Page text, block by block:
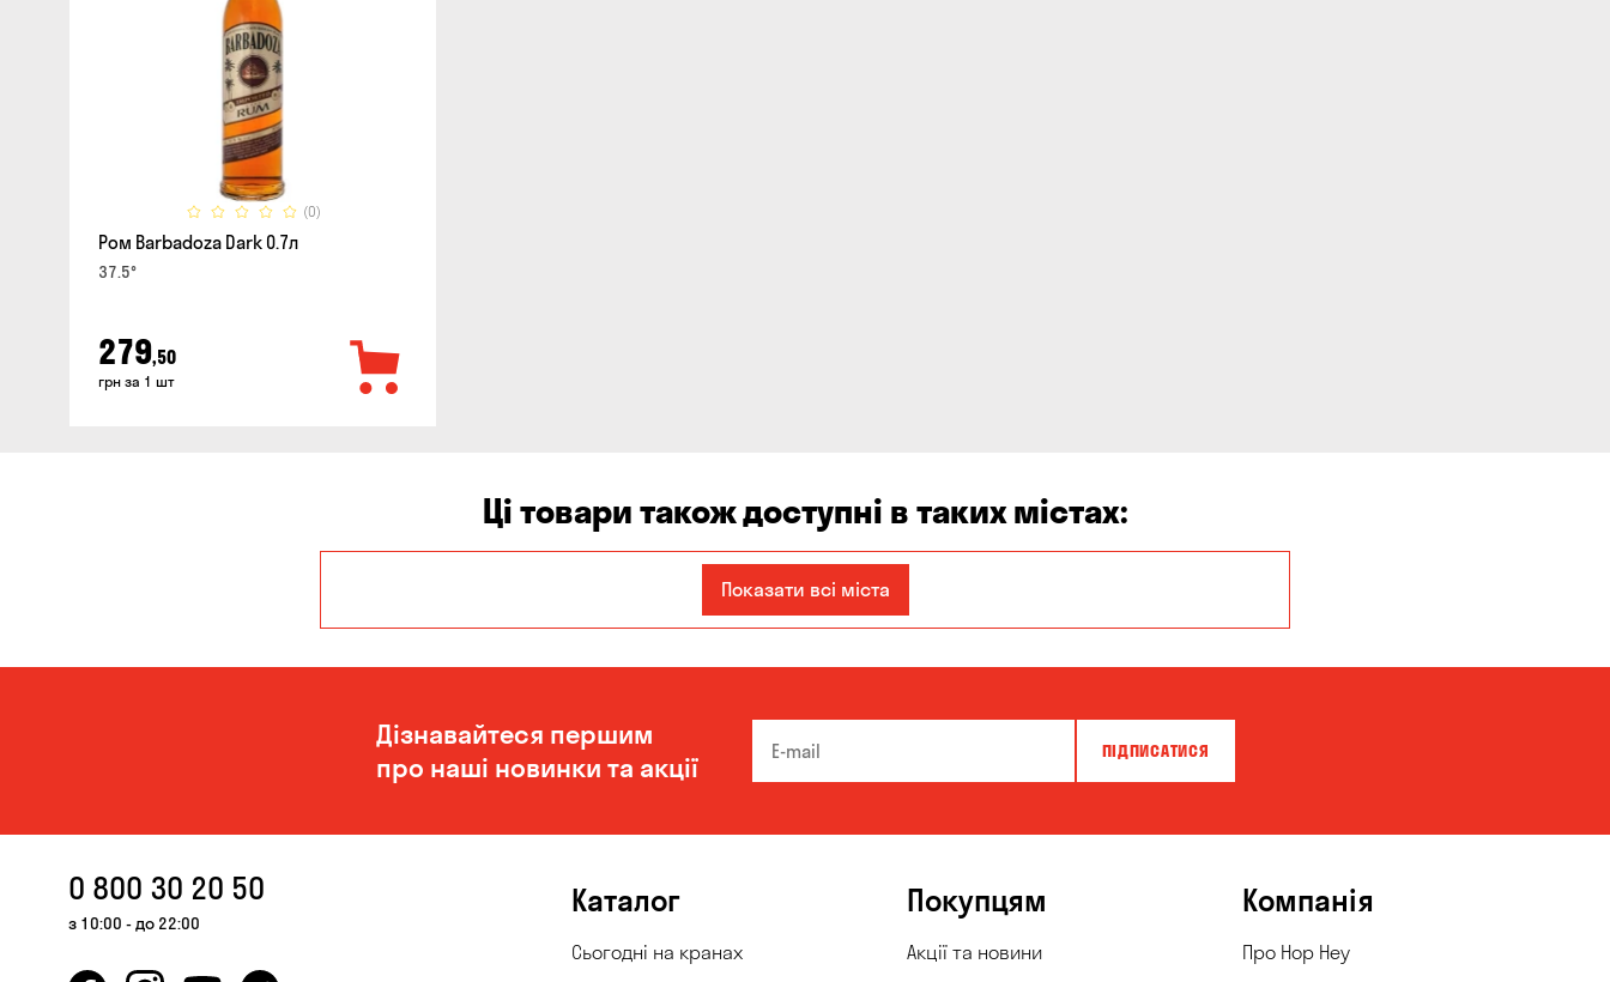
(0)
Ром Barbadoza Dark 0.7л
37.5°
279,50
грн за 1 шт
Ці товари також доступні в таких містах:
Кам'янське
Миколаїв Одеса Олександрівка Чорноморськ
Показати всі міста
Дізнавайтеся першим
про наші новинки та акції
ПІДПИСАТИСЯ
0 800 30 20 50
з 10:00 - до 22:00
Каталог
Сьогодні на кранах
Покупцям
Акції та новини
Компанія
Про Hop Hey